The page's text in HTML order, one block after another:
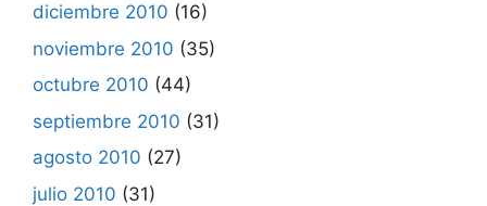
diciembre 2010 (16)
noviembre 2010 (35)
octubre 2010 (44)
septiembre 2010 (31)
agosto 2010 (27)
julio 2010 (31)